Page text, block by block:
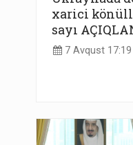
xarici
sayı
7 Avqust 17:19